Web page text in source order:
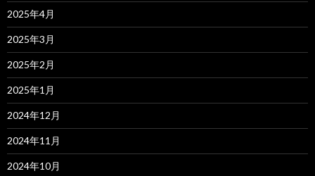
2025年4月
2025年3月
2025年2月
2025年1月
2024年12月
2024年11月
2024年10月